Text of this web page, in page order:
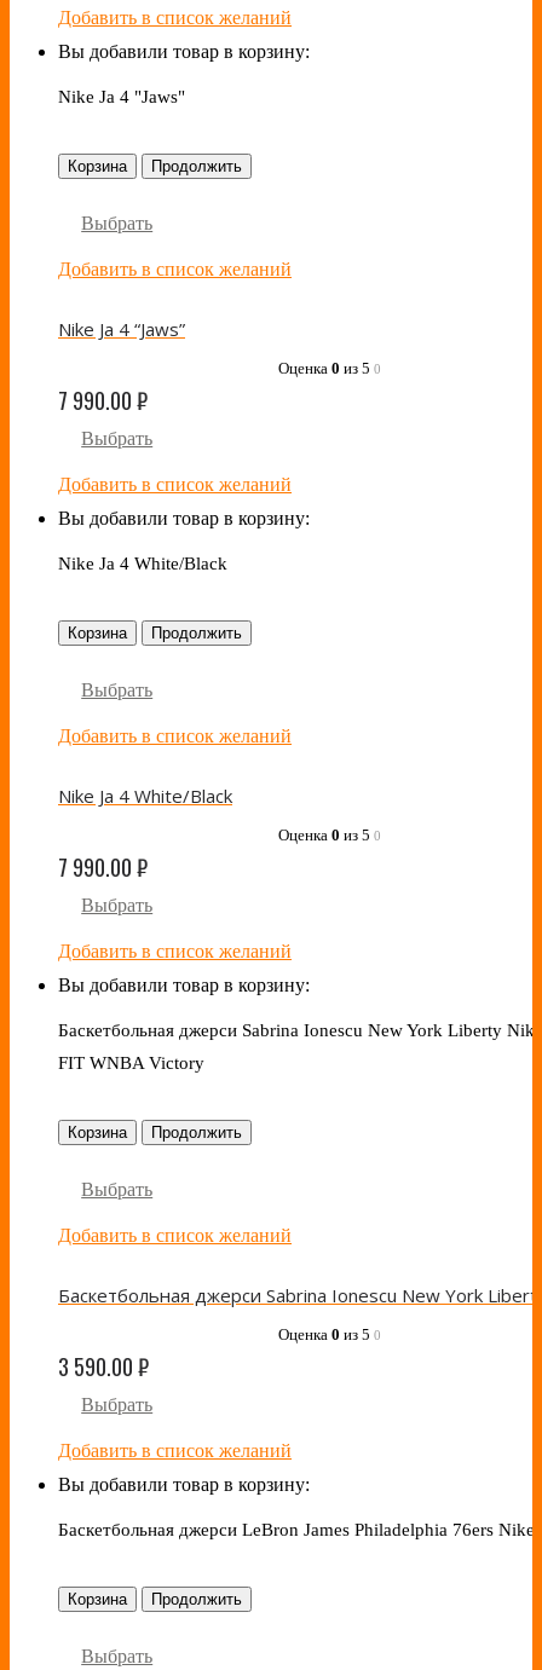
Добавить в список желаний
Вы добавили товар в корзину:
Nike Ja 4 "Jaws"
Корзина Продолжить
Выбрать
Добавить в список желаний
Nike Ja 4 “Jaws”
Оценка 0 из 5 0
7 990.00₽
Выбрать
Добавить в список желаний
Вы добавили товар в корзину:
Nike Ja 4 White/Black
Корзина Продолжить
Выбрать
Добавить в список желаний
Nike Ja 4 White/Black
Оценка 0 из 5 0
7 990.00₽
Выбрать
Добавить в список желаний
Вы добавили товар в корзину:
Баскетбольная джерси Sabrina Ionescu New York Liberty
FIT WNBA Victory
Корзина Продолжить
Выбрать
Добавить в список желаний
Оценка 0 из 5 0
3 590.00₽
Выбрать
Добавить в список желаний
Вы добавили товар в корзину:
Баскетбольная джерси LeBron James Philadelphia 76ers Nike
Корзина Продолжить
Выбрать